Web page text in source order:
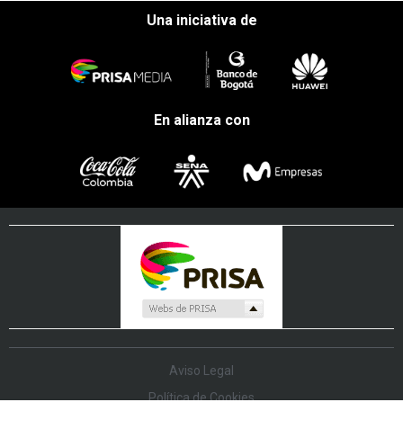
Una iniciativa de
En alianza con
Aviso Legal
Política de Cookies